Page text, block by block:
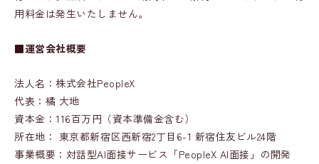
用料金は発生いたしません。
■運営会社概要
法人名：株式会社PeopleX
代表：橘 大地
資本金：116百万円（資本準備金含む）
所在地： 東京都新宿区西新宿2丁目6-1 新宿住友ビル24階
事業概要：対話型AI面接サービス「PeopleX AI面接」の開発